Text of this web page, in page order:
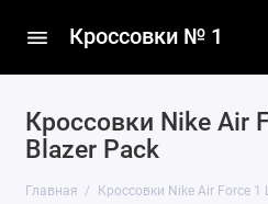
Кроссовки № 1
Кроссовки Nike Air
Blazer Pack
Главная Кроссовки Nike Air Force 1